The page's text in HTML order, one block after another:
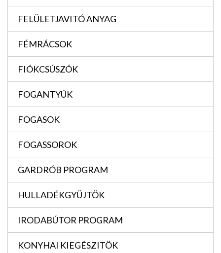
FELÜLETJAVITÓ ANYAG
FÉMRÁCSOK
FIÓKCSÚSZÓK
FOGANTYÚK
FOGASOK
FOGASSOROK
GARDRÓB PROGRAM
HULLADÉKGYÜJTÖK
IRODABÚTOR PROGRAM
KONYHAI KIEGÉSZITÖK